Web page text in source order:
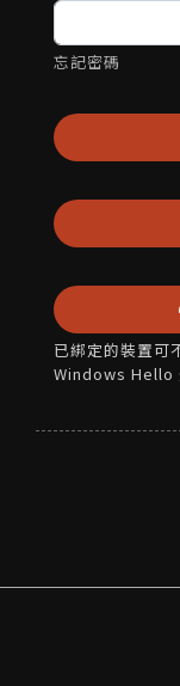
創業顧問免費
忘記密碼
已綁定的裝置可
Windows Hello